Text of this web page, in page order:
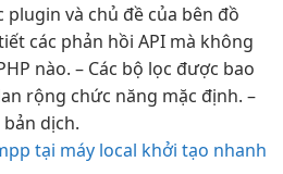
và chủ đề của bên đồ
các phản hồi API mà không
nào. – Các bộ lọc được bao
rộng chức năng mặc định. –
dịch.
tại máy local khởi tạo nhanh